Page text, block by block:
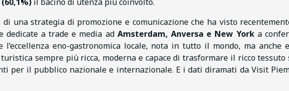
una strategia di promozione e comunicazione che ha visto
dedicate a trade e media ad Amsterdam, Anversa e New Yorka
l’eccellenza eno-gastronomica locale, nota in tutto il mondo, ma anche
sempre più ricca, moderna e capace di trasformare il ricco tessuto
per il pubblico nazionale e internazionale. E i dati diramati da Visit